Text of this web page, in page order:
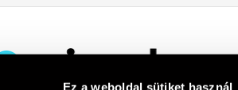
Ez a weboldal sütiket használ